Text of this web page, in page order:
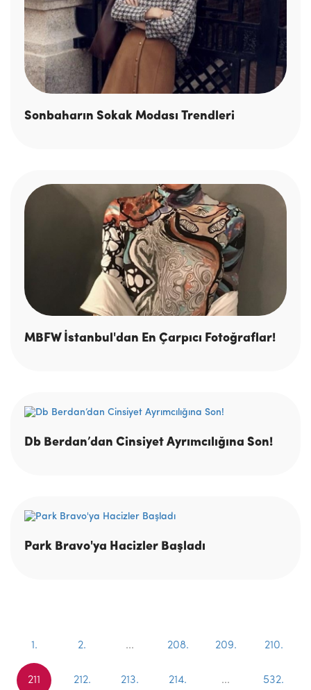
Sonbaharın Sokak Modası Trendleri
MBFW İstanbul'dan En Çarpıcı Fotoğraflar!
Db Berdan’dan Cinsiyet Ayrımcılığına Son!
Park Bravo'ya Hacizler Başladı
1. 2. ... 208. 209. 210.
211 212. 213. 214. ... 532.